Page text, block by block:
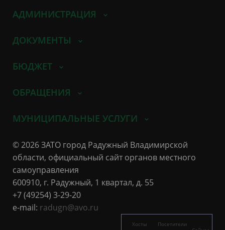
АДМИНИСТРАЦИЯ
ДОКУМЕНТЫ
БЮДЖЕТ
ОБРАЩЕНИЯ
МУНИЦИПАЛЬНЫЕ УСЛУГИ
© 2026 ЗАТО город Радужный Владимирской
области, официальный сайт органов местного
самоуправления
600910, г. Радужный, 1 квартал, д. 55
+7 (49254) 3-29-20
e-mail: radugn@avo.ru
Хосты
Посетители